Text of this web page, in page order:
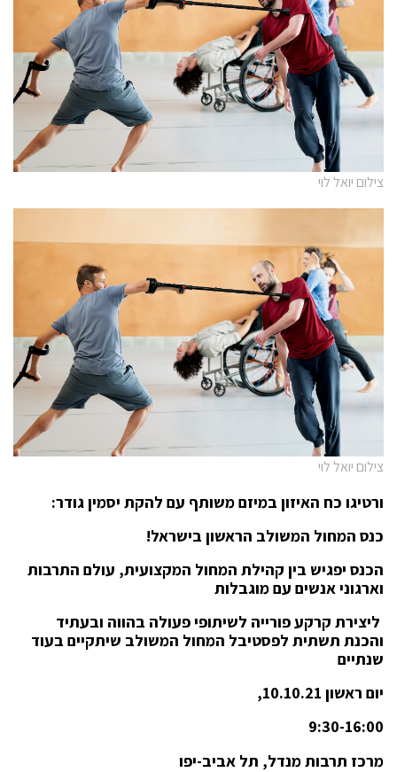
צילום יואל לוי
צילום יואל לוי
ורטיגו כח האיזון במיזם משותף עם להקת יסמין גודר:
כנס המחול המשולב הראשון בישראל!
הכנס יפגיש בין קהילת המחול המקצועית, עולם התרבות
וארגוני אנשים עם מוגבלות
ליצירת קרקע פורייה לשיתופי פעולה בהווה ובעתיד
והכנת תשתית לפסטיבל המחול המשולב שיתקיים בעוד
שנתיים
יום ראשון 10.10.21,
9:30-16:00
מרכז תרבות מנדל, תל אביב-יפו